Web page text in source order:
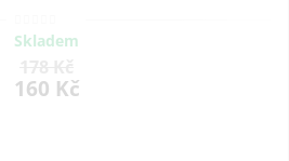
Skladem
160 Kč